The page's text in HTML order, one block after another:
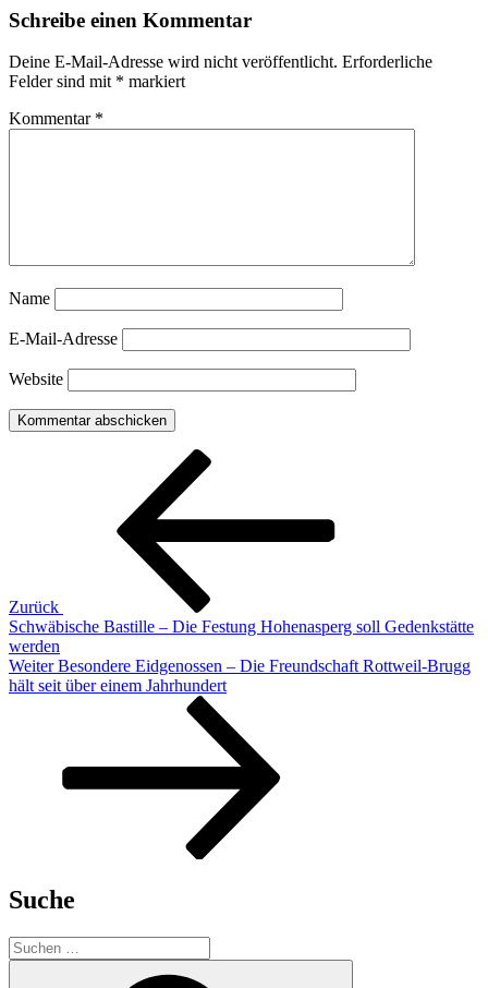
Schreibe einen Kommentar
Deine E-Mail-Adresse wird nicht veröffentlicht. Erforderliche
Felder sind mit * markiert
Kommentar *
Name
E-Mail-Adresse
Website
Beitragsnavigation
Zurück
Schwäbische Bastille – Die Festung Hohenasperg soll Gedenkstätte
werden
Nächster
Beitrag
Weiter Besondere Eidgenossen – Die Freundschaft Rottweil-Brugg
hält seit über einem Jahrhundert
Suche
Suchen
nach: